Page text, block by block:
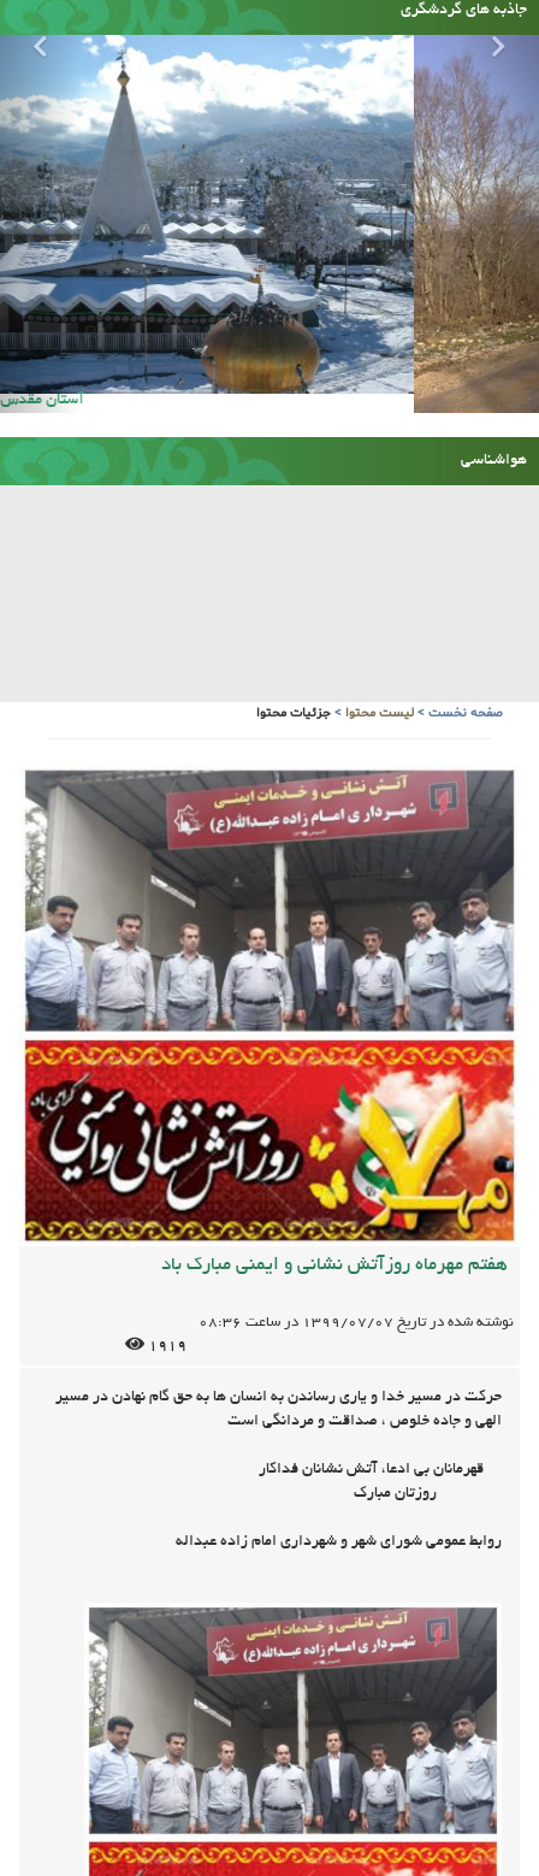
جاذبه های گردشگری
امام زاده عالی کیا سلطان
1919
الهی و جاده خلوص ، صداقت و مردانگی است
روزتان مبارک